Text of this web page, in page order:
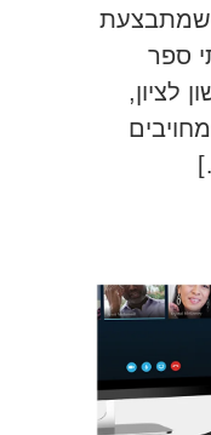
שמתבצעת
ספר
לציון,